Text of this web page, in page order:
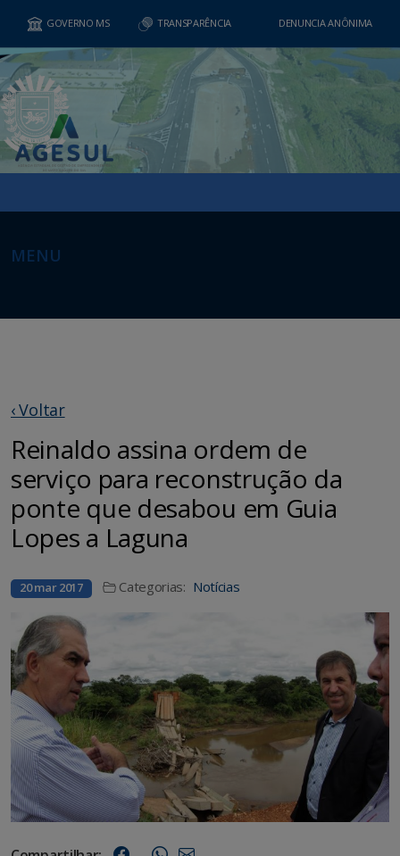
GOVERNO MS TRANSPARÊNCIA DENUNCIA ANÔNIMA
MENU
‹ Voltar
Reinaldo assina ordem de
serviço para reconstrução da
ponte que desabou em Guia
Lopes a Laguna
20 mar 2017 Categorias: Notícias